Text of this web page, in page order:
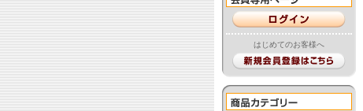
はじめてのお客様へ